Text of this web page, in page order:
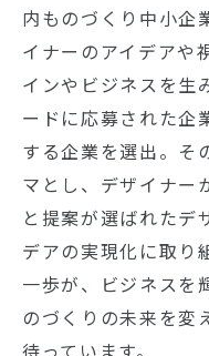
内ものづくり中小企
イナーのアイデアや
インやビジネスを生
ードに応募された企
する企業を選出。そ
マとし、デザイナー
と提案が選ばれたデ
デアの実現化に取り
一歩が、ビジネスを
のづくりの未来を変
待っています。